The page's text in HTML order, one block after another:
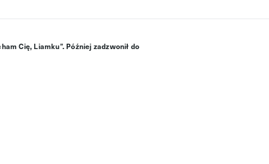
Cię, Liamku”. Później zadzwonił do